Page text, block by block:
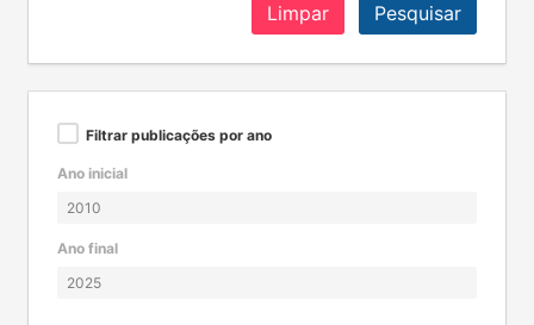
Limpar Pesquisar
Filtrar publicações por ano
Ano inicial
Ano final